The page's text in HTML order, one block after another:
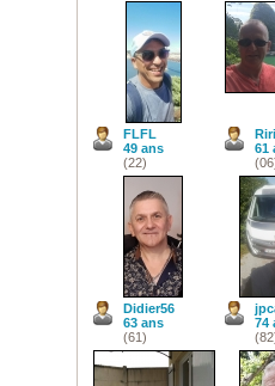
FLFL
49 ans
(22)
Riri
61
Didier56
63 ans
(61)
74